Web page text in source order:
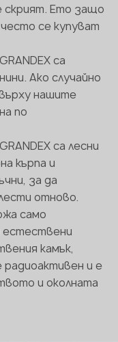
скрият. Ето защо
се купуват
са
Ако случайно
нашите
по
са лесни
кърпа и
за да
отново.
само
естествени
камък,
радиоактивен и е
и околната